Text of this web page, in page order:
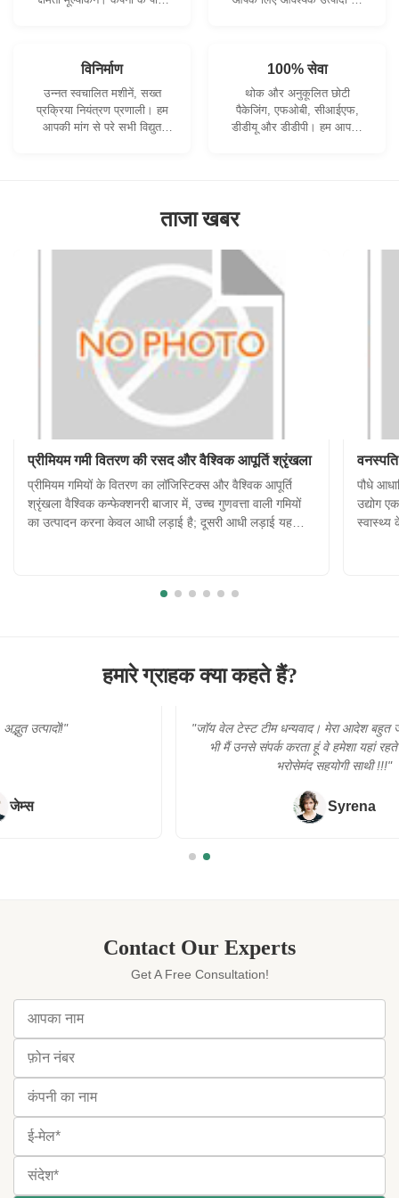
विनिर्माण
उन्नत स्वचालित मशीनें, सख्त
प्रक्रिया नियंत्रण प्रणाली। हम
आपकी मांग से परे सभी विद्युत
100% सेवा
थोक और अनुकूलित छोटी
पैकेजिंग, एफओबी, सीआईएफ,
डीडीयू और डीडीपी। हम आपकी
ताजा खबर
प्रीमियम गमी वितरण की रसद और वैश्विक आपूर्ति श्रृंखला
प्रीमियम गमियों के वितरण का लॉजिस्टिक्स और वैश्विक आपूर्ति
श्रृंखला वैश्विक कन्फेक्शनरी बाजार में, उच्च गुणवत्ता वाली गमियों
का उत्पादन करना केवल आधी लड़ाई है; दूसरी आधी लड़ाई यह
पौधे
उद्योग
स्वास्थ्य
हमारे ग्राहक क्या कहते हैं?
"जॉय वेल टेस्ट टीम धन्यवाद। मेरा आदेश बहुत जरूरी है। और जब
भी मैं उनसे संपर्क करता हूं वे हमेशा यहां रहते थे। वास्तव में
भरोसेमंद सहयोगी साथी !!!"
Contact Our Experts
Get A Free Consultation!